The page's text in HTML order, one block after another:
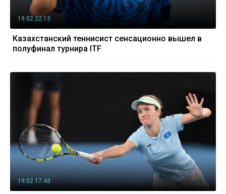
19.02 22:13
Казахстанский теннисист сенсационно вышел в
полуфинал турнира ITF
19.02 17:43